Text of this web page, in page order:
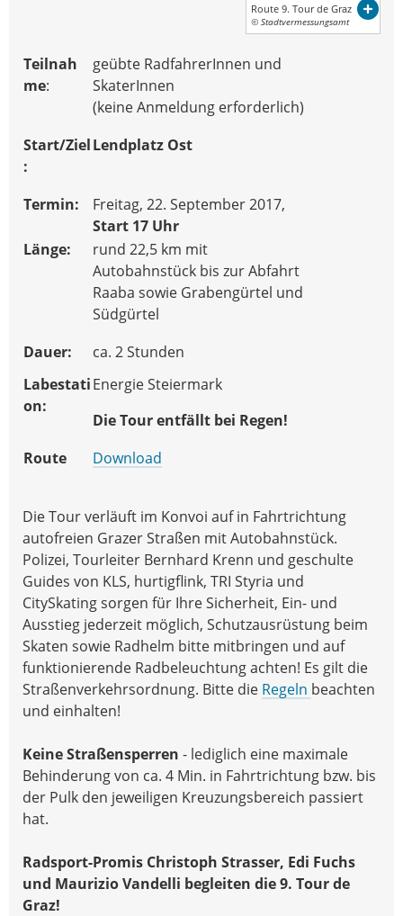
Route 9. Tour de Graz
© Stadtvermessungsamt
Teilnah
me:
geübte RadfahrerInnen und
SkaterInnen
(keine Anmeldung erforderlich)
Start/Ziel
:
Lendplatz Ost
Termin:
Freitag, 22. September 2017,
Start 17 Uhr
Länge:
rund 22,5 km mit
Autobahnstück bis zur Abfahrt
Raaba sowie Grabengürtel und
Südgürtel
Dauer:
ca. 2 Stunden
Labestati
on:
Energie Steiermark
Die Tour entfällt bei Regen!
Route
Download
Die Tour verläuft im Konvoi auf in Fahrtrichtung
autofreien Grazer Straßen mit Autobahnstück.
Polizei, Tourleiter Bernhard Krenn und geschulte
Guides von KLS, hurtigflink, TRI Styria und
CitySkating sorgen für Ihre Sicherheit, Ein- und
Ausstieg jederzeit möglich, Schutzausrüstung beim
Skaten sowie Radhelm bitte mitbringen und auf
funktionierende Radbeleuchtung achten! Es gilt die
Straßenverkehrsordnung. Bitte die Regeln beachten
und einhalten!
Keine Straßensperren - lediglich eine maximale
Behinderung von ca. 4 Min. in Fahrtrichtung bzw. bis
der Pulk den jeweiligen Kreuzungsbereich passiert
hat.
Radsport-Promis Christoph Strasser, Edi Fuchs
und Maurizio Vandelli begleiten die 9. Tour de
Graz!